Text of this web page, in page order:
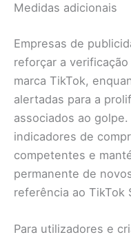
Medidas adicionais
Empresas de
reforçar a
marca TikTok,
alertadas para a
associados ao
indicadores de
competentes e
permanente de
referência ao TikTok
Para utilizadores e